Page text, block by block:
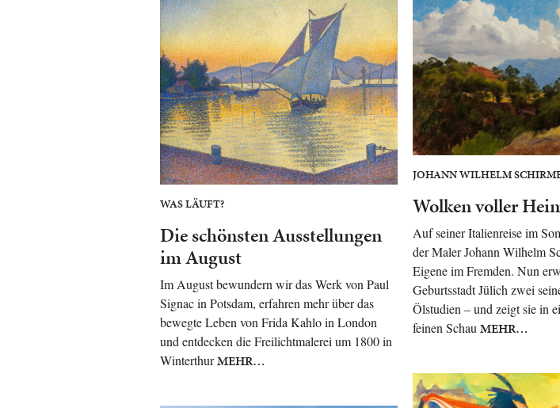
WAS LÄUFT?
Die schönsten Ausstellungen
im August
Im August bewundern wir das Werk von Paul
Signac in Potsdam, erfahren mehr über das
bewegte Leben von Frida Kahlo in London
und entdecken die Freilichtmalerei um 1800 in
WinterthurMEHR…
JOHANN WILHELM
Wolken voller
Auf seiner Italienreise im
der Maler Johann Wilhelm
Eigene im Fremden. Nun
Geburtsstadt Jülich zwei
Ölstudien – und zeigt sie in
feinen Schau MEHR…